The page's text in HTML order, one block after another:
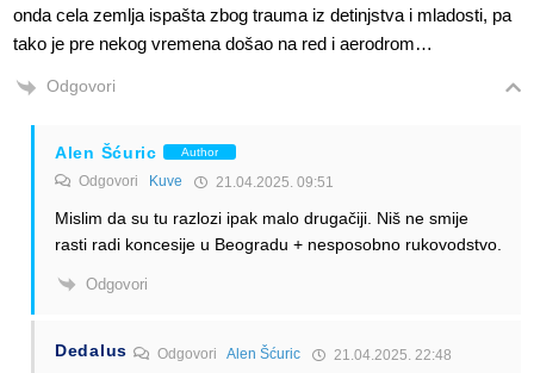
onda cela zemlja ispašta zbog trauma iz detinjstva i mladosti, pa
tako je pre nekog vremena došao na red i aerodrom…
Odgovori
Alen Šćuric Author
Odgovori Kuve 21.04.2025. 09:51
Mislim da su tu razlozi ipak malo drugačiji. Niš ne smije
rasti radi koncesije u Beogradu + nesposobno rukovodstvo.
Odgovori
Dedalus Odgovori Alen Šćuric 21.04.2025. 22:48